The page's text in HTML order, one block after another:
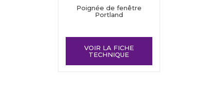
Poignée de fenêtre
Portland
VOIR LA FICHE
TECHNIQUE